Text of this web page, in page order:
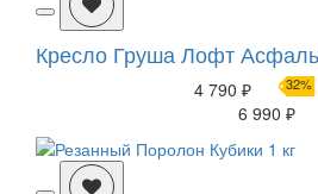
Кресло Груша Лофт
4 790 ₽ 32%
6 990 ₽